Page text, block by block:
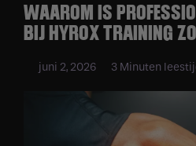
WAAROM IS
BIJ HYROX TRAINING
juni 2, 2026 3 Minuten